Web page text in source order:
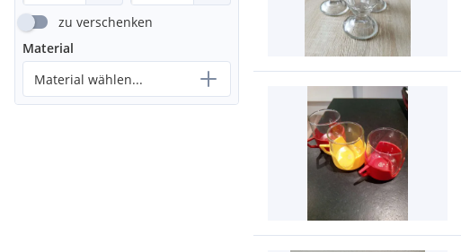
zu verschenken
Material
Material wählen...